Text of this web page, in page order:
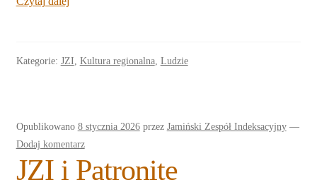
Kategorie: JZI, Kultura regionalna, Ludzie
Opublikowano 8 stycznia 2026 przez Jamiński Zespół Indeksacyjny —
Dodaj komentarz
JZI i Patronite